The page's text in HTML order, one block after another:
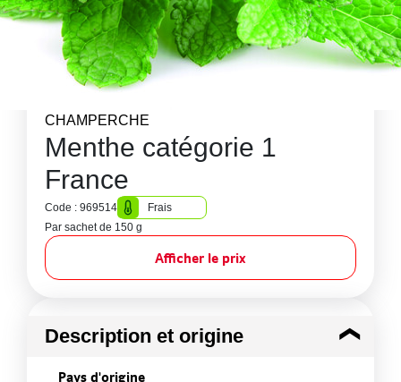
CHAMPERCHE
Menthe catégorie 1
France
Code : 969514
Frais
Par sachet de 150 g
Afficher le prix
Description et origine
Pays d'origine